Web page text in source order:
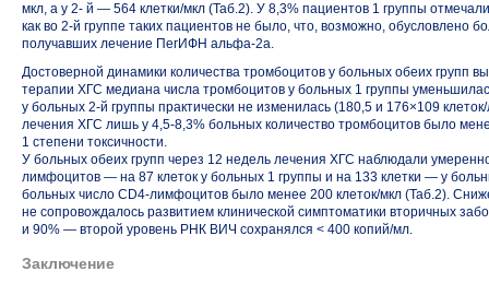
мкл, а у 2- й — 564 клетки/мкл (Таб.2). У 8,3% пациентов 1 группы
как во 2-й группе таких пациентов не было, что, возможно, обусловлено
получавших лечение ПегИФН альфа-2а.
Достоверной динамики количества тромбоцитов у больных обеих групп
терапии ХГС медиана числа тромбоцитов у больных 1 группы
у больных 2-й группы практически не изменилась (180,5 и 176×109
лечения ХГС лишь у 4,5-8,3% больных количество тромбоцитов было
1 степени токсичности.
У больных обеих групп через 12 недель лечения ХГС наблюдали
лимфоцитов — на 87 клеток у больных 1 группы и на 133 клетки — у
больных число CD4-лимфоцитов было менее 200 клеток/мкл (Таб.2).
не сопровождалось развитием клинической симптоматики вторичных
и 90% — второй уровень РНК ВИЧ сохранялся < 400 копий/мл.
Заключение